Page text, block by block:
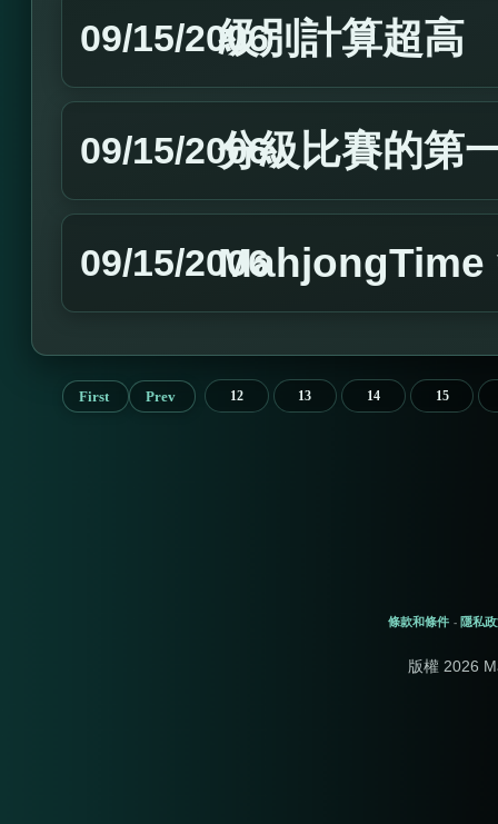
09/15/2006級別計算超高
09/15/2006分級比賽的第
09/15/2006MahjongTime
First Prev 12 13 14 15
條款和條件 - 隱私
版權 2026